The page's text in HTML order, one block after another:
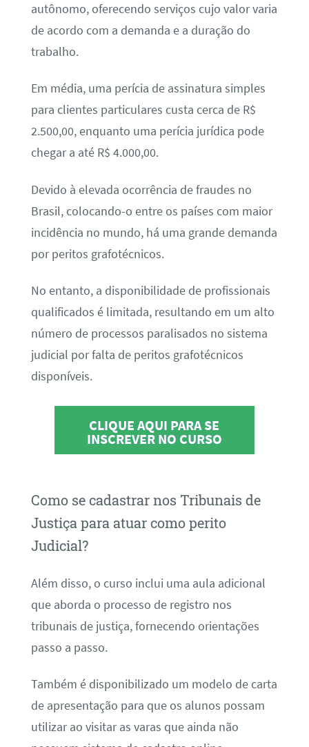
autônomo, oferecendo serviços cujo valor varia
de acordo com a demanda e a duração do
trabalho.
Em média, uma perícia de assinatura simples
para clientes particulares custa cerca de R$
2.500,00, enquanto uma perícia jurídica pode
chegar a até R$ 4.000,00.
Devido à elevada ocorrência de fraudes no
Brasil, colocando-o entre os países com maior
incidência no mundo, há uma grande demanda
por peritos grafotécnicos.
No entanto, a disponibilidade de profissionais
qualificados é limitada, resultando em um alto
número de processos paralisados no sistema
judicial por falta de peritos grafotécnicos
disponíveis.
CLIQUE AQUI PARA SE
INSCREVER NO CURSO
Como se cadastrar nos Tribunais de
Justiça para atuar como perito
Judicial?
Além disso, o curso inclui uma aula adicional
que aborda o processo de registro nos
tribunais de justiça, fornecendo orientações
passo a passo.
Também é disponibilizado um modelo de carta
de apresentação para que os alunos possam
utilizar ao visitar as varas que ainda não